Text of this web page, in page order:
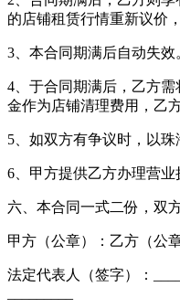
的店铺租赁行情重新议价
3、本合同期满后自动失效
4、于合同期满后，乙方
金作为店铺清理费用，乙
5、如双方有争议时，以珠
6、甲方提供乙方办理营业
六、本合同一式二份，双
甲方（公章）：乙方（公
法定代表人（签字）：